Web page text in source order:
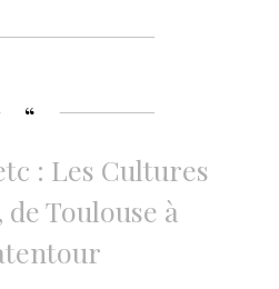
: Les Cultures
Toulouse à